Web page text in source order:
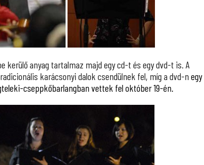
kerülő anyag tartalmaz majd egy cd-t és egy dvd-t is. A
karácsonyi dalok csendülnek fel, míg a dvd-negy
cseppkőbarlangban vettek fel október 19-én.